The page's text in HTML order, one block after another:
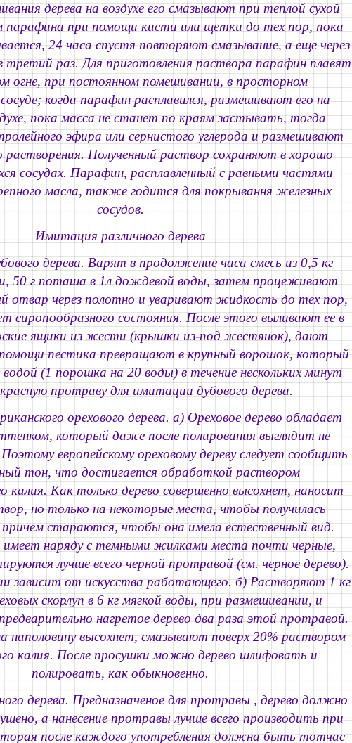
дерева на воздухе его смазывают при теплой сухой
парафина при помощи кисти или щетки до тех пор, пока
24 часа спустя повторяют смазывание, а еще через
раз. Для приготовления раствора парафин плавят
огне, при постоянном помешивании, в просторном
когда парафин расплавился, размешивают его на
пока масса не станет по краям застывать, тогда
эфира или сернистого углерода и размешивают
растворения. Полученный раствор сохраняют в хорошо
сосудах. Парафин, расплавленный с равными частями
масла, также годится для покрывання железных
сосудов.
Имитация различного дерева
дерева. Варят в продолжение часа смесь из 0,5 кг
50 г поташа в 1л дождевой воды, затем процеживают
отвар через полотно и уваривают жидкость до тех пор,
сиропообразного состояния. После этого выливают ее в
ящики из жести (крышки из-под жестянок), дают
пестика превращают в крупный ворошок, который
водой (1 порошка на 20 воды) в течение нескольких минут
протраву для имитации дубового дерева.
орехового дерева. а) Ореховое дерево обладает
который даже после полирования выглядит не
европейскому ореховому дереву следует сообщить
тон, что достигается обработкой раствором
калия. Как только дерево совершенно высохнет, наносит
но только на некоторые места, чтобы получилась
стараются, чтобы она имела естественный вид.
имеет наряду с темными жилками места почти черные,
лучше всего черной протравой (см. черное дерево).
зависит от искусства работающего. б) Растворяют 1 кг
скорлуп в 6 кг мягкой воды, при размешивании, и
нагретое дерево два раза этой протравой.
наполовину высохнет, смазывают поверх 20% раствором
калия. После просушки можно дерево шлифовать и
полировать, как обыкновенно.
дерева. Предназначеное для протравы , дерево должно
а нанесение протравы лучше всего производить при
после каждого употребления должна быть тотчас